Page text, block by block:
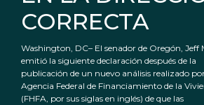
CORRECTA
Washington, DC– El senador de Oregón, Jeff
emitió la siguiente declaración después de la
publicación de un nuevo análisis realizado
Agencia Federal de Financiamiento de la
(FHFA, por sus siglas en inglés) de que las